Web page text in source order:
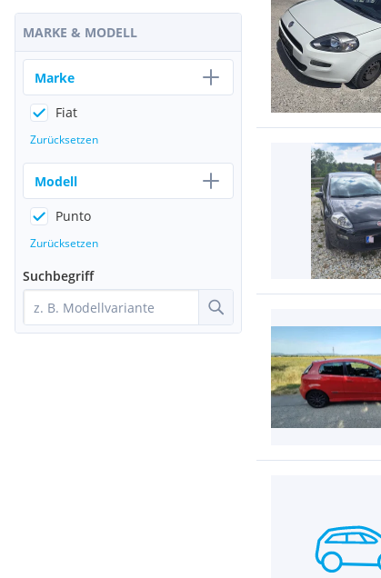
MARKE & MODELL
Marke
Fiat
Zurücksetzen
Modell
Punto
Zurücksetzen
Suchbegriff